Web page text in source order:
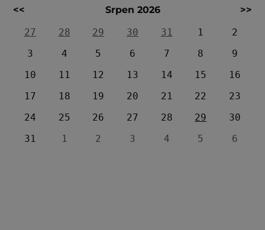
<< Srpen 2026
>>
27
28 29 30 31 1
2
3
4 5 6 7 8
9
10
11 12 13 14 15
16
17
18 19 20 21 22
23
24
25 26 27 28 29
30
31
1 2 3 4 5 6